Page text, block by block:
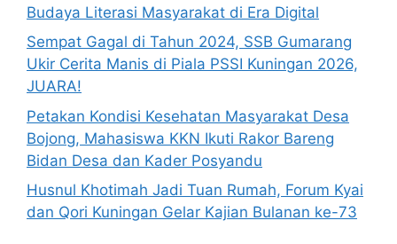
Budaya Literasi Masyarakat di Era Digital
Sempat Gagal di Tahun 2024, SSB Gumarang
Ukir Cerita Manis di Piala PSSI Kuningan 2026,
JUARA!
Petakan Kondisi Kesehatan Masyarakat Desa
Bojong, Mahasiswa KKN Ikuti Rakor Bareng
Bidan Desa dan Kader Posyandu
Husnul Khotimah Jadi Tuan Rumah, Forum Kyai
dan Qori Kuningan Gelar Kajian Bulanan ke-73